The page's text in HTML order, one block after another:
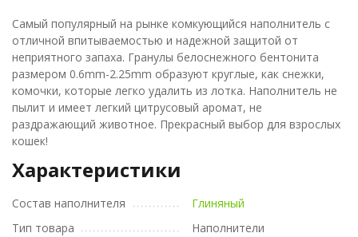
Самый популярный на рынке комкующийся наполнитель с
отличной впитываемостью и надежной защитой от
неприятного запаха. Гранулы белоснежного бентонита
размером 0.6mm-2.25mm образуют круглые, как снежки,
комочки, которые легко удалить из лотка. Наполнитель не
пылит и имеет легкий цитрусовый аромат, не
раздражающий животное. Прекрасный выбор для взрослых
кошек!
Характеристики
Состав наполнителя
Глиняный
Тип товара
Наполнители